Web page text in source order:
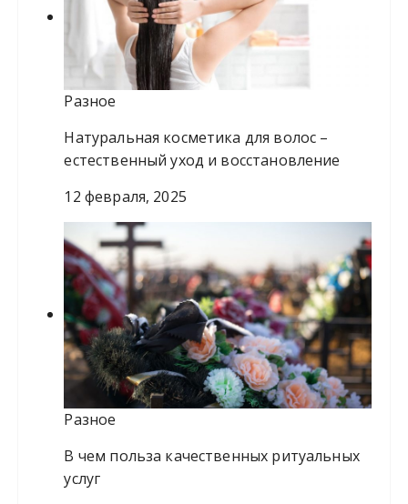
Разное
Натуральная косметика для волос –
естественный уход и восстановление
12 февраля, 2025
Разное
В чем польза качественных ритуальных
услуг